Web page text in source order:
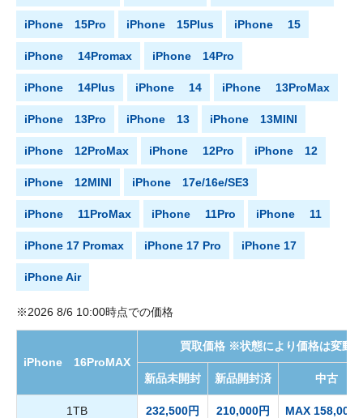
iPhone 15Pro iPhone 15Plus iPhone 15
iPhone 14Promax iPhone 14Pro
iPhone 14Plus iPhone 14 iPhone 13ProMax
iPhone 13Pro iPhone 13 iPhone 13MINI
iPhone 12ProMax iPhone 12Pro iPhone 12
iPhone 12MINI iPhone 17e/16e/SE3
iPhone 11ProMax iPhone 11Pro iPhone 11
iPhone 17 Promax iPhone 17 Pro iPhone 17
iPhone Air
※2026 8/6 10:00時点での価格
iPhone 16ProMAX
買取価格 ※状態により価格は変動
新品未開封 新品開封済 中古
1TB 232,500円 210,000円 MAX 158,000